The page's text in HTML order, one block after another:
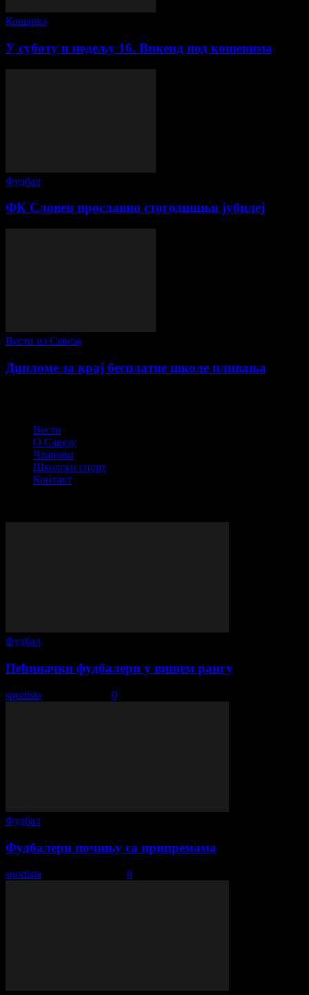
Кошарка
У суботу и недељу 16. Викенд под кошевима
Фудбал
ФК Словен прославио стогодишњи јубилеј
Вести из Савеза
Дипломе за крај бесплатне школе пливања
Вести
О Савезу
Чланови
Школски спорт
Контакт
Фудбал
Пећиначки фудбалери у вишем рангу
sportista 0
Фудбал
Фудбалери почињу са припремама
sportista 0